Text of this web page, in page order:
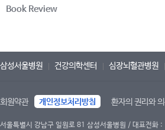
Book Review
삼성서울병원 건강의학센터 심장뇌혈관병원
회원약관 개인정보처리방침 환자의 권리와
서울특별시 강남구 일원로 81 삼성서울병원 / 대표전